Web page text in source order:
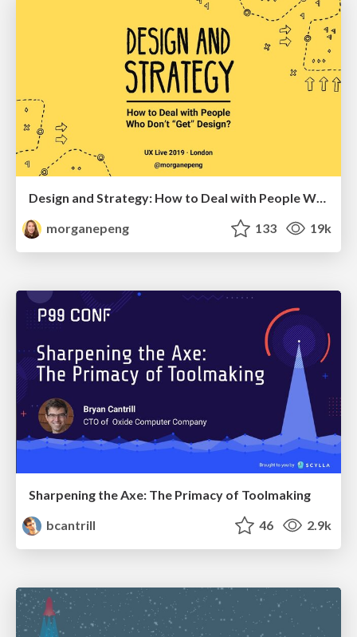
Design and Strategy: How to Deal with People Who Don’t "Get" Design
morganepeng
133 19k
Sharpening the Axe: The Primacy of Toolmaking
bcantrill
46 2.9k